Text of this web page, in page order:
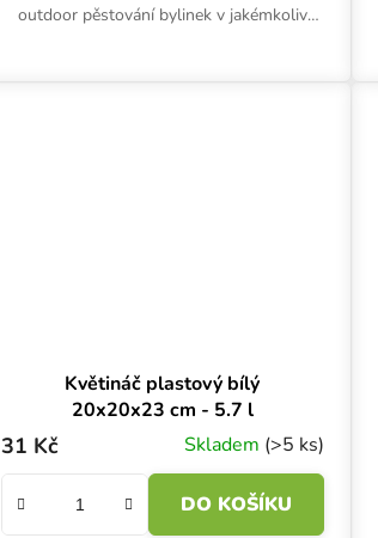
outdoor pěstování bylinek v jakémkoliv
Květináč plastový bílý
20x20x23 cm - 5.7 l
Skladem (>5 ks)
31 Kč
DO KOŠÍKU